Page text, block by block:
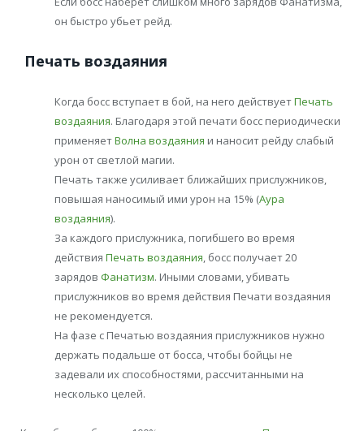
он быстро убьет рейд.
Печать воздаяния
Когда босс вступает в бой, на него действуетПечать
воздаяния. Благодаря этой печати босс периодически
применяетВолна воздаяния и наносит рейду слабый
урон от светлой магии.
Печать также усиливает ближайших прислужников,
повышая наносимый ими урон на 15% (Аура
воздаяния).
За каждого прислужника, погибшего во время
действия Печать воздаяния, босс получает 20
зарядов Фанатизм. Иными словами, убивать
прислужников во время действия Печати воздаяния
не рекомендуется.
На фазе с Печатью воздаяния прислужников нужно
держать подальше от босса, чтобы бойцы не
задевали их способностями, рассчитанными на
несколько целей.